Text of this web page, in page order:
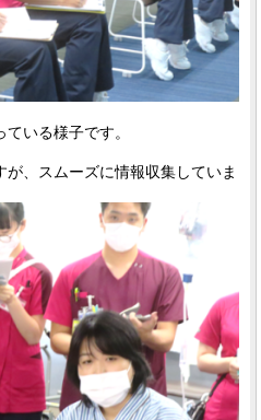
いる様子です。
、スムーズに情報収集していま